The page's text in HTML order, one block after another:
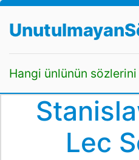
Hangi ünlünün sözlerini
Lec